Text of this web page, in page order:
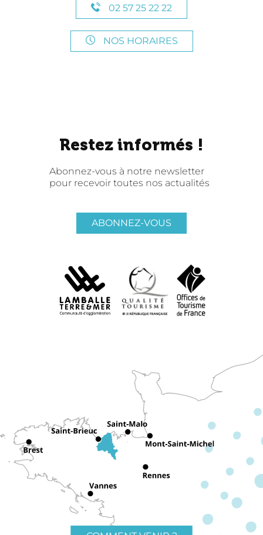
02 57 25 22 22
NOS HORAIRES
Restez informés !
Abonnez-vous à notre newsletter
pour recevoir toutes nos actualités
ABONNEZ-VOUS